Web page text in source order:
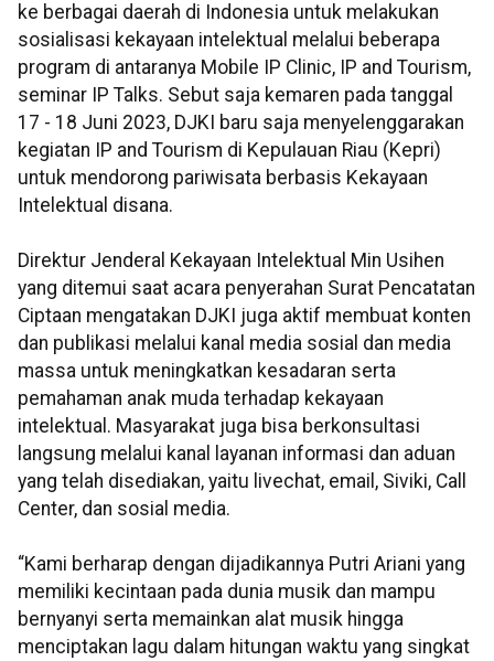
ke berbagai daerah di Indonesia untuk melakukan
sosialisasi kekayaan intelektual melalui beberapa
program di antaranya Mobile IP Clinic, IP and Tourism,
seminar IP Talks. Sebut saja kemaren pada tanggal
17 - 18 Juni 2023, DJKI baru saja menyelenggarakan
kegiatan IP and Tourism di Kepulauan Riau (Kepri)
untuk mendorong pariwisata berbasis Kekayaan
Intelektual disana.
Direktur Jenderal Kekayaan Intelektual Min Usihen
yang ditemui saat acara penyerahan Surat Pencatatan
Ciptaan mengatakan DJKI juga aktif membuat konten
dan publikasi melalui kanal media sosial dan media
massa untuk meningkatkan kesadaran serta
pemahaman anak muda terhadap kekayaan
intelektual. Masyarakat juga bisa berkonsultasi
langsung melalui kanal layanan informasi dan aduan
yang telah disediakan, yaitu livechat, email, Siviki, Call
Center, dan sosial media.
“Kami berharap dengan dijadikannya Putri Ariani yang
memiliki kecintaan pada dunia musik dan mampu
bernyanyi serta memainkan alat musik hingga
menciptakan lagu dalam hitungan waktu yang singkat